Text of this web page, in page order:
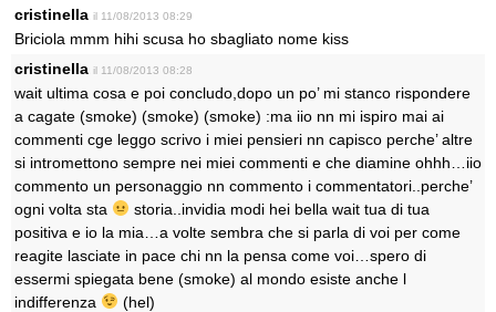
cristinella il 11/08/2013 08:29
Briciola mmm hihi scusa ho sbagliato nome kiss
cristinella il 11/08/2013 08:28
wait ultima cosa e poi concludo,dopo un po’ mi stanco rispondere
a cagate (smoke) (smoke) (smoke) :ma iio nn mi ispiro mai ai
commenti cge leggo scrivo i miei pensieri nn capisco perche’ altre
si intromettono sempre nei miei commenti e che diamine ohhh…iio
commento un personaggio nn commento i commentatori..perche’
ogni volta sta
storia..invidia modi hei bella wait tua di tua
positiva e io la mia…a volte sembra che si parla di voi per come
reagite lasciate in pace chi nn la pensa come voi…spero di
essermi spiegata bene (smoke) al mondo esiste anche l
indifferenza
(hel)